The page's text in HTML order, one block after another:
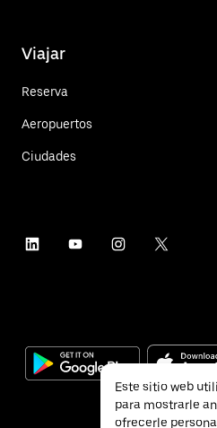
Viajar
Reserva
Aeropuertos
Ciudades
Este sitio web
para mostrarle
ofrecerle